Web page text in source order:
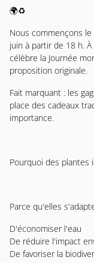
🌍♻️
Nous commençons
juin à partir de 18 h.
célèbre la Journée
proposition originale.
Fait marquant : les
place des cadeaux
importance.
Pourquoi des plantes
Parce qu'elles
D'économiser l'eau
De réduire l'impact
De favoriser la